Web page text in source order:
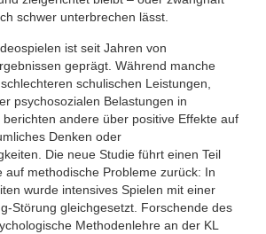
schwer unterbrechen lässt.
ist seit Jahren von
geprägt. Während manche
schulischen Leistungen,
psychosozialen Belastungen in
andere über positive Effekte auf
Denken oder
Die neue Studie führt einen Teil
auf methodische Probleme zurück: In
wurde intensives Spielen mit einer
Störung gleichgesetzt. Forschende des
Methodenlehre an der KL